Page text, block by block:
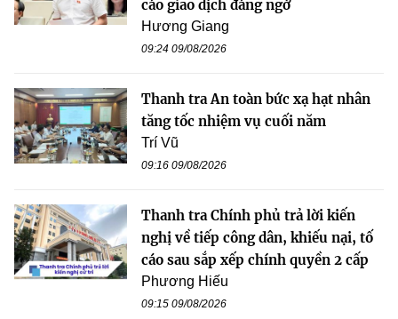
cáo giao dịch đáng ngờ
Hương Giang
09:24 09/08/2026
Thanh tra An toàn bức xạ hạt nhân
tăng tốc nhiệm vụ cuối năm
Trí Vũ
09:16 09/08/2026
Thanh tra Chính phủ trả lời kiến
nghị về tiếp công dân, khiếu nại, tố
cáo sau sắp xếp chính quyền 2 cấp
Phương Hiếu
09:15 09/08/2026